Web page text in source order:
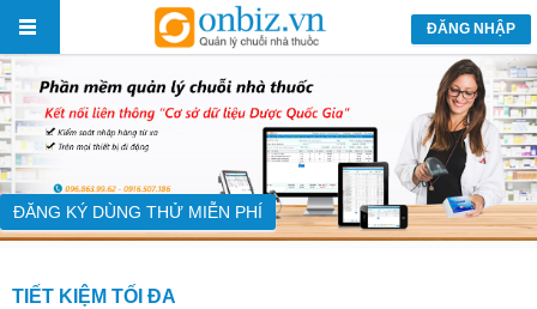
ĐĂNG NHẬP
ĐĂNG KÝ DÙNG THỬ MIỄN PHÍ
TIẾT KIỆM TỐI ĐA